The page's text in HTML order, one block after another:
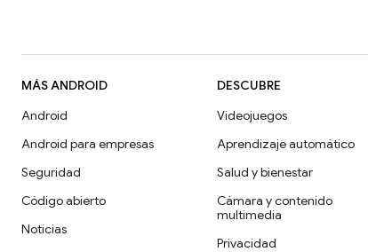
MÁS ANDROID
Android
Android para empresas
Seguridad
Código abierto
Noticias
DESCUBRE
Videojuegos
Aprendizaje automático
Salud y bienestar
Cámara y contenido
multimedia
Privacidad